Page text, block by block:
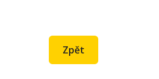
Zpět